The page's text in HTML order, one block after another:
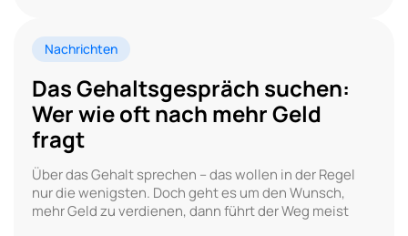
Nachrichten
Das Gehaltsgespräch suchen:
Wer wie oft nach mehr Geld
fragt
Über das Gehalt sprechen – das wollen in der Regel
nur die wenigsten. Doch geht es um den Wunsch,
mehr Geld zu verdienen, dann führt der Weg meist